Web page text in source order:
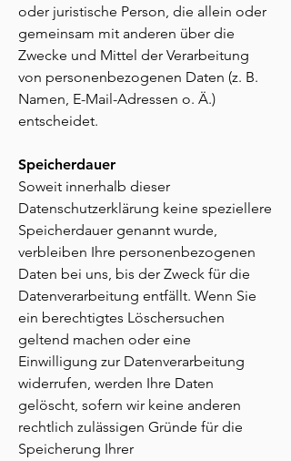
oder juristische Person, die allein oder
gemeinsam mit anderen über die
Zwecke und Mittel der Verarbeitung
von personenbezogenen Daten (z. B.
Namen, E-Mail-Adressen o. Ä.)
entscheidet.
Speicherdauer
Soweit innerhalb dieser
Datenschutzerklärung keine speziellere
Speicherdauer genannt wurde,
verbleiben Ihre personenbezogenen
Daten bei uns, bis der Zweck für die
Datenverarbeitung entfällt. Wenn Sie
ein berechtigtes Löschersuchen
geltend machen oder eine
Einwilligung zur Datenverarbeitung
widerrufen, werden Ihre Daten
gelöscht, sofern wir keine anderen
rechtlich zulässigen Gründe für die
Speicherung Ihrer